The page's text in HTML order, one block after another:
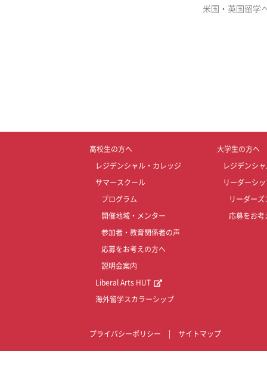
米国・英国留学
高校生の方へ
レジデンシャル・カレッジ
サマースクール
プログラム
開催地域・メンター
参加者・教育関係者の声
応募をお考えの方へ
説明会案内
Liberal Arts HUT
海外留学スカラーシップ
大学生の方へ
レジデンシ
リーダーシ
リーダーズ
応募をお考
プライバシーポリシー サイトマップ